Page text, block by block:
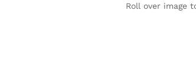
Roll over image